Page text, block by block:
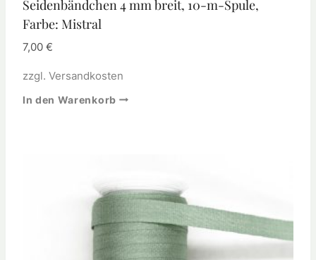
Seidenbändchen 4 mm breit, 10-m-Spule,
Farbe: Mistral
7,00 €
zzgl. Versandkosten
In den Warenkorb